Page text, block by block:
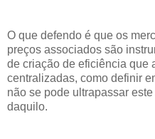
O que defendo é que os
preços associados são
de criação de eficiência que
centralizadas, como definir
não se pode ultrapassar
daquilo.